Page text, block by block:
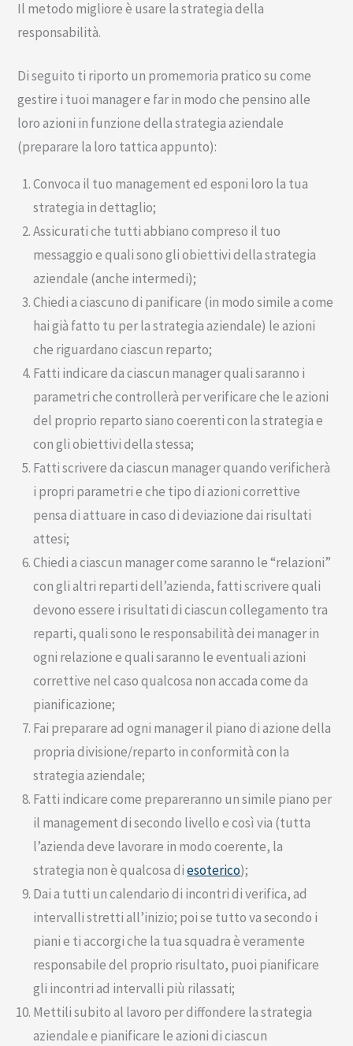
Il metodo migliore è usare la strategia della
responsabilità.
Di seguito ti riporto un promemoria pratico su come
gestire i tuoi manager e far in modo che pensino alle
loro azioni in funzione della strategia aziendale
(preparare la loro tattica appunto):
Convoca il tuo management ed esponi loro la tua
strategia in dettaglio;
Assicurati che tutti abbiano compreso il tuo
messaggio e quali sono gli obiettivi della strategia
aziendale (anche intermedi);
Chiedi a ciascuno di panificare (in modo simile a come
hai già fatto tu per la strategia aziendale) le azioni
che riguardano ciascun reparto;
Fatti indicare da ciascun manager quali saranno i
parametri che controllerà per verificare che le azioni
del proprio reparto siano coerenti con la strategia e
con gli obiettivi della stessa;
Fatti scrivere da ciascun manager quando verificherà
i propri parametri e che tipo di azioni correttive
pensa di attuare in caso di deviazione dai risultati
attesi;
Chiedi a ciascun manager come saranno le “relazioni”
con gli altri reparti dell’azienda, fatti scrivere quali
devono essere i risultati di ciascun collegamento tra
reparti, quali sono le responsabilità dei manager in
ogni relazione e quali saranno le eventuali azioni
correttive nel caso qualcosa non accada come da
pianificazione;
Fai preparare ad ogni manager il piano di azione della
propria divisione/reparto in conformità con la
strategia aziendale;
Fatti indicare come prepareranno un simile piano per
il management di secondo livello e così via (tutta
l’azienda deve lavorare in modo coerente, la
strategia non è qualcosa diesoterico);
Dai a tutti un calendario di incontri di verifica, ad
intervalli stretti all’inizio; poi se tutto va secondo i
piani e ti accorgi che la tua squadra è veramente
responsabile del proprio risultato, puoi pianificare
gli incontri ad intervalli più rilassati;
Mettili subito al lavoro per diffondere la strategia
aziendale e pianificare le azioni di ciascun